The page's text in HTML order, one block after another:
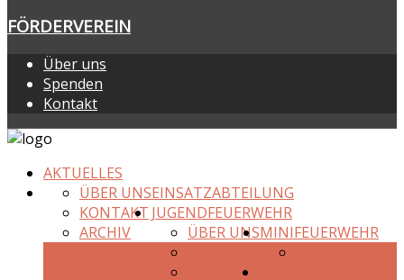
FÖRDERVEREIN
Über uns
Spenden
Kontakt
AKTUELLES
EINSATZABTEILUNG
ÜBER UNS
KONTAKT
ARCHIV
JUGENDFEUERWEHR
ÜBER UNSMINIFEUERWEHR